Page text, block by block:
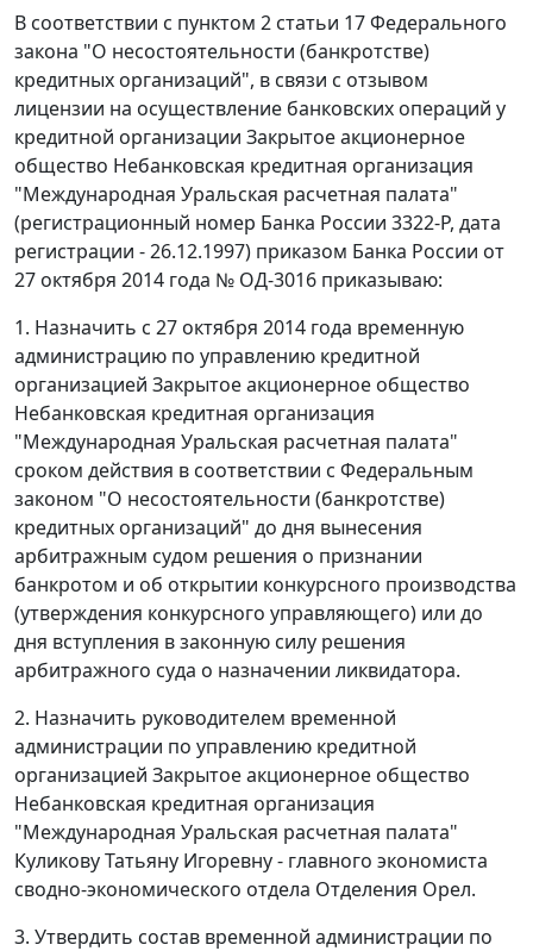
В соответствии с пунктом 2 статьи 17 Федерального
закона "О несостоятельности (банкротстве)
кредитных организаций", в связи с отзывом
лицензии на осуществление банковских операций у
кредитной организации Закрытое акционерное
общество Небанковская кредитная организация
"Международная Уральская расчетная палата"
(регистрационный номер Банка России 3322-Р, дата
регистрации - 26.12.1997) приказом Банка России от
27 октября 2014 года № ОД-3016 приказываю:
1. Назначить с 27 октября 2014 года временную
администрацию по управлению кредитной
организацией Закрытое акционерное общество
Небанковская кредитная организация
"Международная Уральская расчетная палата"
сроком действия в соответствии с Федеральным
законом "О несостоятельности (банкротстве)
кредитных организаций" до дня вынесения
арбитражным судом решения о признании
банкротом и об открытии конкурсного производства
(утверждения конкурсного управляющего) или до
дня вступления в законную силу решения
арбитражного суда о назначении ликвидатора.
2. Назначить руководителем временной
администрации по управлению кредитной
организацией Закрытое акционерное общество
Небанковская кредитная организация
"Международная Уральская расчетная палата"
Куликову Татьяну Игоревну - главного экономиста
сводно-экономического отдела Отделения Орел.
3. Утвердить состав временной администрации по